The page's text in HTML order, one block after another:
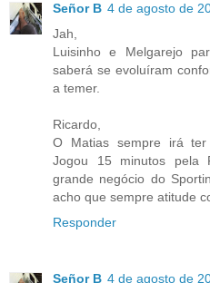
Señor B 4 de agosto de
Jah,
Luisinho e Melgarejo
saberá se evoluíram
a temer.
Ricardo,
O Matias sempre irá ter
Jogou 15 minutos pela
grande negócio do
acho que sempre atitude
Responder
Señor B 4 de agosto de